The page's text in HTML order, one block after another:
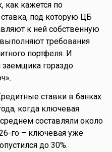
как кажется по
под которую ЦБ
к ней собственную
требования
портфеля. И
гораздо
ставки в банках
когда ключевая
составляли около
го – ключевая уже
до 30%.